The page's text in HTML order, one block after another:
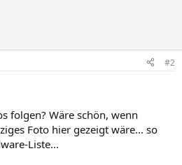
#2
folgen? Wäre schön, wenn
Foto hier gezeigt wäre... so
Liste...